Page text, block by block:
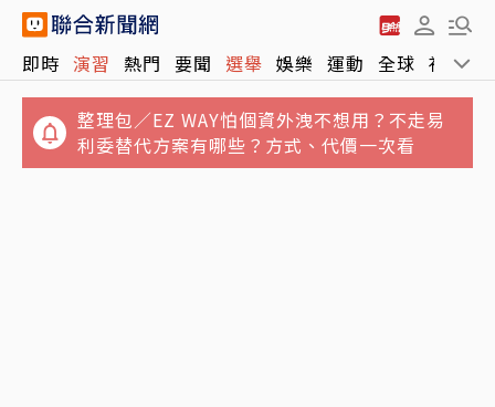
即時 演習 熱門 要聞 選舉 娛樂 運動 全球 社會
緣」：3歲就認定是他
整理包／EZ WAY怕個資外洩不想用？不走易
利委替代方案有哪些？方式、代價一次看